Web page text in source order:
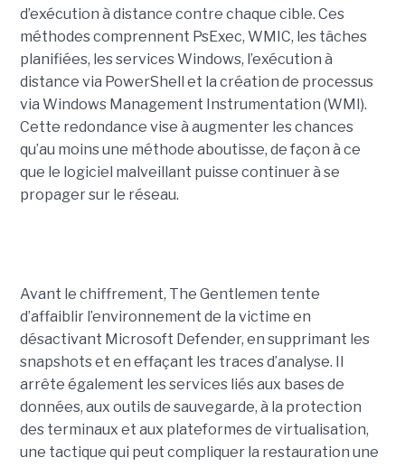
d’exécution à distance contre chaque cible. Ces
méthodes comprennent PsExec, WMIC, les tâches
planifiées, les services Windows, l’exécution à
distance via PowerShell et la création de processus
via Windows Management Instrumentation (WMI).
Cette redondance vise à augmenter les chances
qu’au moins une méthode aboutisse, de façon à ce
que le logiciel malveillant puisse continuer à se
propager sur le réseau.
Avant le chiffrement, The Gentlemen tente
d’affaiblir l’environnement de la victime en
désactivant Microsoft Defender, en supprimant les
snapshots et en effaçant les traces d’analyse. Il
arrête également les services liés aux bases de
données, aux outils de sauvegarde, à la protection
des terminaux et aux plateformes de virtualisation,
une tactique qui peut compliquer la restauration une